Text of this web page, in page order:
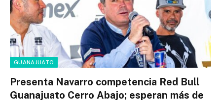
GUANAJUATO
Presenta Navarro competencia Red Bull
Guanajuato Cerro Abajo; esperan más de